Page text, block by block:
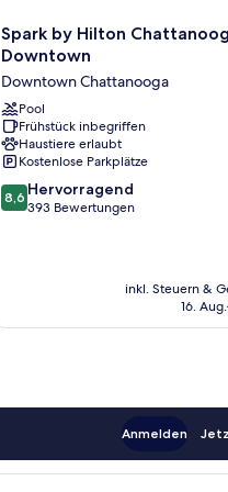
Spark
by
Chattanooga
Downtown
Downtown
Chattanooga
Spark by Hilton
Downtown
Downtown Chattanooga
Pool
Frühstück inbegriffen
Haustiere erlaubt
Kostenlose Parkplätze
8.6
von
8,6 Hervorragend
393 Bewertungen
inkl. Steuern &
16.
Anmelden